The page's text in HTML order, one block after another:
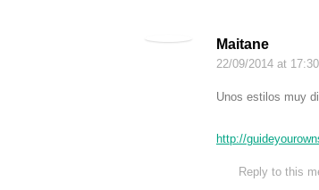
Maitane
22/09/2014 at 17:30
Unos estilos muy
http://
Reply to this